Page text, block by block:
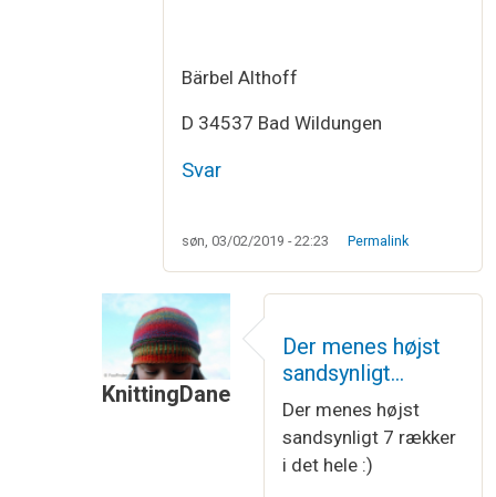
Bärbel Althoff
D 34537 Bad Wildungen
Svar
søn, 03/02/2019 - 22:23 Permalink
KnittingDane
StrikningafBärbel Althoff
Der menes højst
sandsynligt…
Der menes højst
sandsynligt 7 rækker
i det hele :)